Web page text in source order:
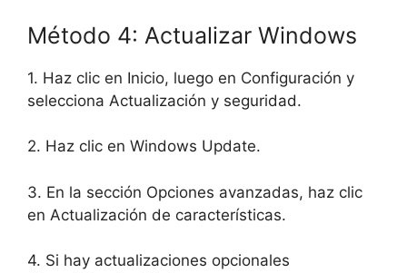
Método 4: Actualizar Windows
1. Haz clic en Inicio, luego en Configuración y
selecciona Actualización y seguridad.
2. Haz clic en Windows Update.
3. En la sección Opciones avanzadas, haz clic
en Actualización de características.
4. Si hay actualizaciones opcionales